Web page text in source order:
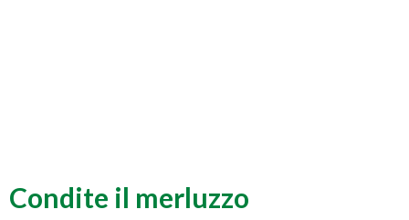
Condite il merluzzo